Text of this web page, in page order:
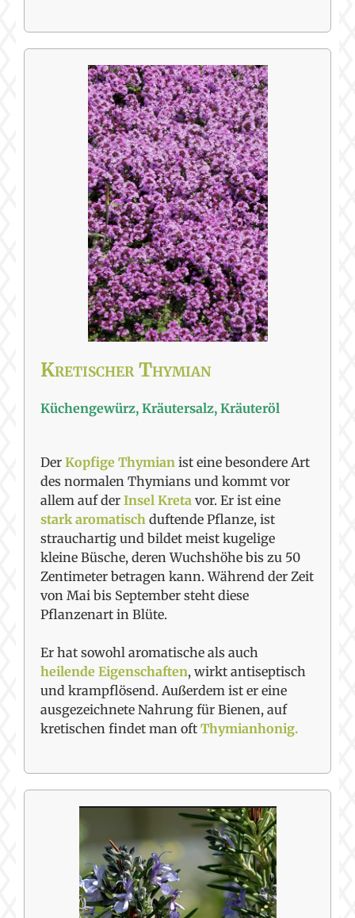
Kretischer Thymian
Küchengewürz, Kräutersalz, Kräuteröl
Der Kopfige Thymian ist eine besondere Art
des normalen Thymians und kommt vor
allem auf der Insel Kreta vor. Er ist eine
stark aromatisch duftende Pflanze, ist
strauchartig und bildet meist kugelige
kleine Büsche, deren Wuchshöhe bis zu 50
Zentimeter betragen kann. Während der Zeit
von Mai bis September steht diese
Pflanzenart in Blüte.
Er hat sowohl aromatische als auch
heilende Eigenschaften, wirkt antiseptisch
und krampflösend. Außerdem ist er eine
ausgezeichnete Nahrung für Bienen, auf
kretischen findet man oft Thymianhonig.